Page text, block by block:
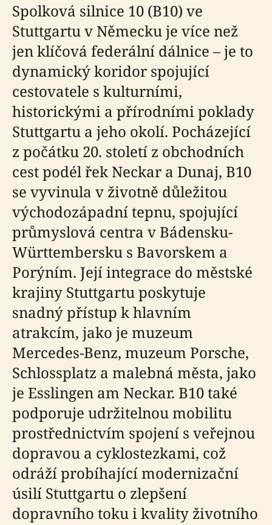
Spolková silnice 10 (B10) ve
Stuttgartu v Německu je více než
jen klíčová federální dálnice – je to
dynamický koridor spojující
cestovatele s kulturními,
historickými a přírodními poklady
Stuttgartu a jeho okolí. Pocházející
z počátku 20. století z obchodních
cest podél řek Neckar a Dunaj, B10
se vyvinula v životně důležitou
východozápadní tepnu, spojující
průmyslová centra v Bádensku-
Württembersku s Bavorskem a
Porýním. Její integrace do městské
krajiny Stuttgartu poskytuje
snadný přístup k hlavním
atrakcím, jako je muzeum
Mercedes-Benz, muzeum Porsche,
Schlossplatz a malebná města, jako
je Esslingen am Neckar. B10 také
podporuje udržitelnou mobilitu
prostřednictvím spojení s veřejnou
dopravou a cyklostezkami, což
odráží probíhající modernizační
úsilí Stuttgartu o zlepšení
dopravního toku i kvality životního